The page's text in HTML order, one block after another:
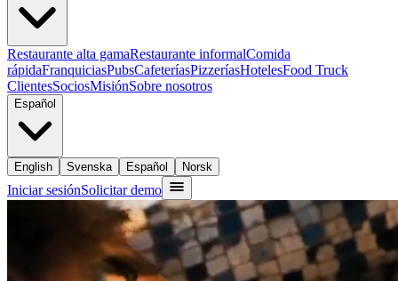
Restaurante alta gamaRestaurante informalComida
rápidaFranquiciasPubsCafeteríasPizzeríasHotelesFood Truck
ClientesSociosMisiónSobre nosotros
Español
English Svenska Español Norsk
Iniciar sesiónSolicitar demo